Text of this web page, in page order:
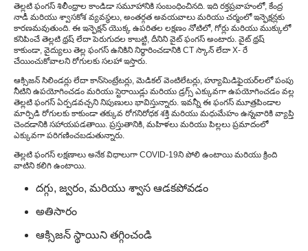
తెల్లటి ఫంగస్ శిలీంధ్రాల కాండిడా సమూహానికి సంబంధించినది. ఇది రక్తప్రవాహంలో, కేంద్ర
నాడీ మరియు శ్వాసకోశ వ్యవస్థలు, అంతర్గత అవయవాలు మరియు చర్మంలో ఇన్ఫెక్షన్లకు
కారణమవుతుంది. ఈ ఇన్ఫెక్షన్ యొక్క ఉపరితల లక్షణం నోటిలో, గోర్లు మరియు ముక్కులో
కనిపించే తెల్లటి థ్రష్ లేదా పెరుగుదల కాబట్టి, దీనిని వైట్ ఫంగస్ అంటారు. వైట్ థ్రష్
కాకుండా, వైద్యులు తెల్ల ఫంగస్ ఉనికిని నిర్ధారించడానికి CT స్కాన్ లేదా X- రే
చేయించుకోవాలని రోగులకు సలహా ఇస్తారు.
ఆక్సిజన్ సిలిండర్లు లేదా కాన్‌సెంట్రేటర్లు, మెడికల్ వెంటిలేటర్లు, హ్యూమిడిఫైయర్‌లలో పంపు
నీటిని ఉపయోగించడం మరియు స్టెరాయిడ్లు మరియు డ్రగ్స్ ఎక్కువగా ఉపయోగించడం వల్ల
తెల్లటి ఫంగస్ ఏర్పడవచ్చని నిపుణులు భావిస్తున్నారు. ఇవన్నీ ఈ ఫంగస్ మూత్రపిండాల
మార్పిడి రోగులకు కాకుండా తక్కువ రోగనిరోధక శక్తి మరియు మధుమేహం ఉన్నవారికి వ్యాప్తి
చెందడానికి సహాయపడతాయి. ప్రస్తుతానికి, మహిళలు మరియు పిల్లలు ప్రమాదంలో
ఎక్కువగా పరిగణించబడుతున్నారు.
తెల్లటి ఫంగస్ లక్షణాలు అనేక విధాలుగా COVID-19ని పోలి ఉంటాయి మరియు క్రింది
వాటిని కలిగి ఉంటాయి.
దగ్గు, జ్వరం, మరియు శ్వాస ఆడకపోవడం
అతిసారం
ఆక్సిజన్ స్థాయిని తగ్గించండి